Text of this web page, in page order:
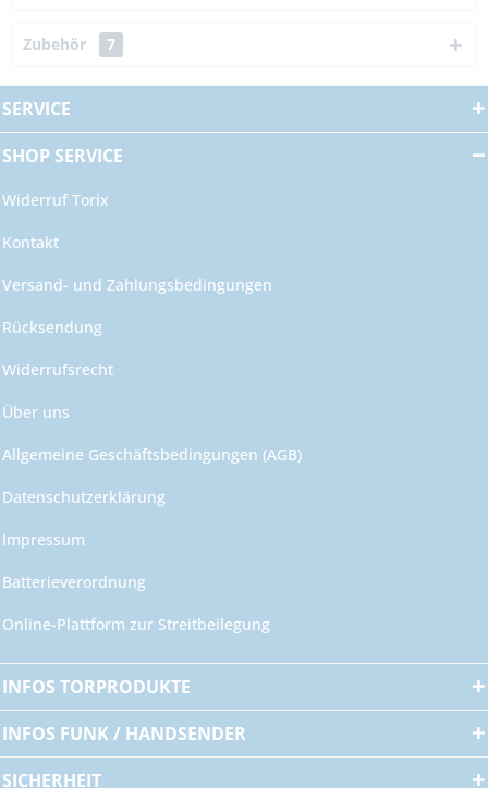
Zubehör 7
SERVICE
SHOP SERVICE
Widerruf Torix
Kontakt
Versand- und Zahlungsbedingungen
Rücksendung
Widerrufsrecht
Über uns
Allgemeine Geschäftsbedingungen (AGB)
Datenschutzerklärung
Impressum
Batterieverordnung
Online-Plattform zur Streitbeilegung
INFOS TORPRODUKTE
INFOS FUNK / HANDSENDER
SICHERHEIT